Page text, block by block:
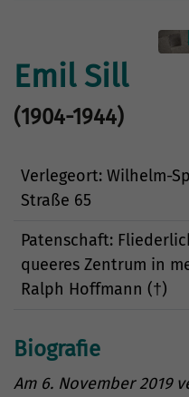
Emil Sill
(1904-1944)
Verlegeort: Wilhelm-
Straße 65
Patenschaft:
queeres Zentrum in
Ralph Hoffmann (†)
Biografie
Am 6. November 2019